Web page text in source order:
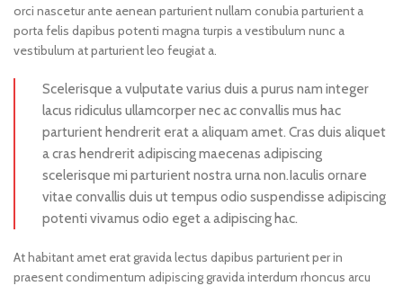
orci nascetur ante aenean parturient nullam conubia parturient a
porta felis dapibus potenti magna turpis a vestibulum nunc a
vestibulum at parturient leo feugiat a.
Scelerisque a vulputate varius duis a purus nam integer
lacus ridiculus ullamcorper nec ac convallis mus hac
parturient hendrerit erat a aliquam amet. Cras duis aliquet
a cras hendrerit adipiscing maecenas adipiscing
scelerisque mi parturient nostra urna non.Iaculis ornare
vitae convallis duis ut tempus odio suspendisse adipiscing
potenti vivamus odio eget a adipiscing hac.
At habitant amet erat gravida lectus dapibus parturient per in
praesent condimentum adipiscing gravida interdum rhoncus arcu